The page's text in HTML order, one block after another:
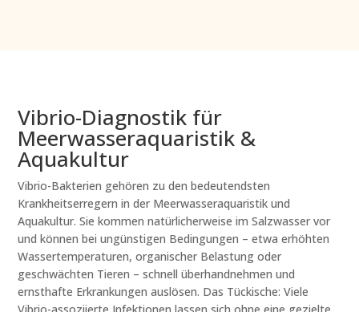
Vibrio-Diagnostik für
Meerwasseraquaristik &
Aquakultur
Vibrio-Bakterien gehören zu den bedeutendsten
Krankheitserregern in der Meerwasseraquaristik und
Aquakultur. Sie kommen natürlicherweise im Salzwasser vor
und können bei ungünstigen Bedingungen – etwa erhöhten
Wassertemperaturen, organischer Belastung oder
geschwächten Tieren – schnell überhandnehmen und
ernsthafte Erkrankungen auslösen. Das Tückische: Viele